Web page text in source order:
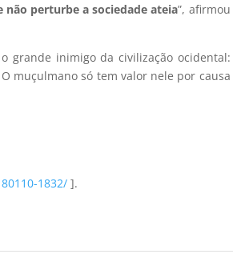
perturbe a sociedade ateia”, afirmou
grande inimigo da civilização ocidental:
muçulmano só tem valor nele por causa
1832/ ].